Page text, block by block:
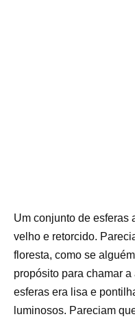
Um conjunto de esferas
velho e retorcido.
floresta, como se
propósito para chamar
esferas era lisa e
luminosos. Pareciam